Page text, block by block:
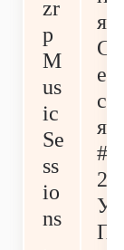
zr
p
M
us
ic
Se
ss
io
ns
,
я
С
ес
си
я
#5
2
У
П